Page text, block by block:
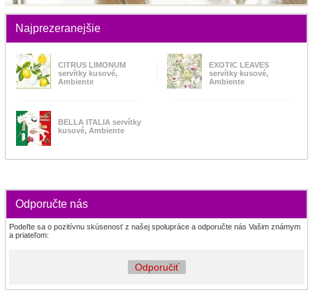
Najprezeranejšie
CITRUS LIMONUM
servítky kusové,
Ambiente
EXOTIC LEAVES
servítky kusové,
Ambiente
BELLA ITALIA servítky
kusové, Ambiente
Odporučte nás
Podeľte sa o pozitívnu skúsenosť z našej spolupráce a odporučte nás Vašim známym
a priateľom:
Odporučiť